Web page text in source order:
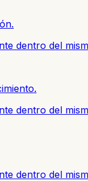
dentro del
dentro del
dentro del